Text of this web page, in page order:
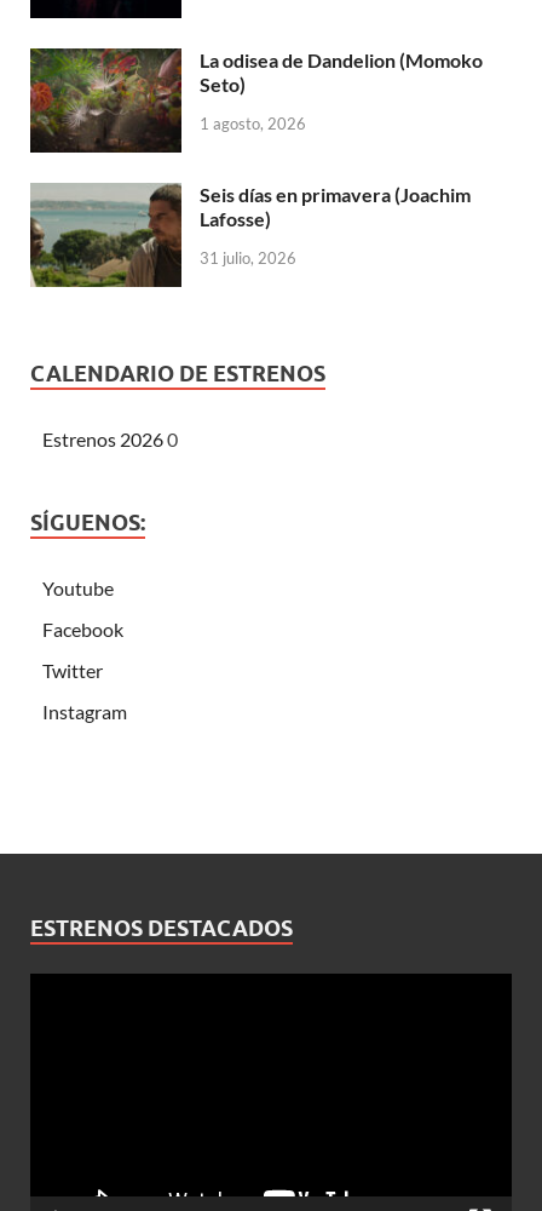
La odisea de Dandelion (Momoko
Seto)
1 agosto, 2026
Seis días en primavera (Joachim
Lafosse)
31 julio, 2026
CALENDARIO DE ESTRENOS
Estrenos 20260
SÍGUENOS:
Youtube
Facebook
Twitter
Instagram
ESTRENOS DESTACADOS